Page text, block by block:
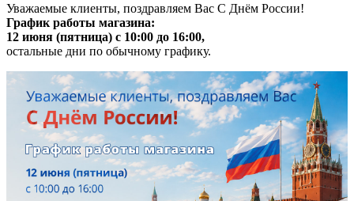
Уважаемые клиенты, поздравляем Вас С Днём России!
График работы магазина:
12 июня (пятница) с 10:00 до 16:00,
остальные дни по обычному графику.